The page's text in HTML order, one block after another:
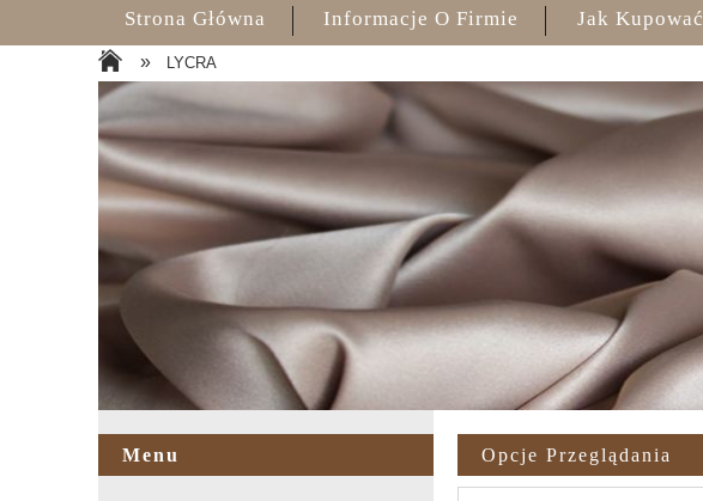
Strona Główna Informacje O Firmie Jak Kupować
» LYCRA
Menu Opcje Przeglądania